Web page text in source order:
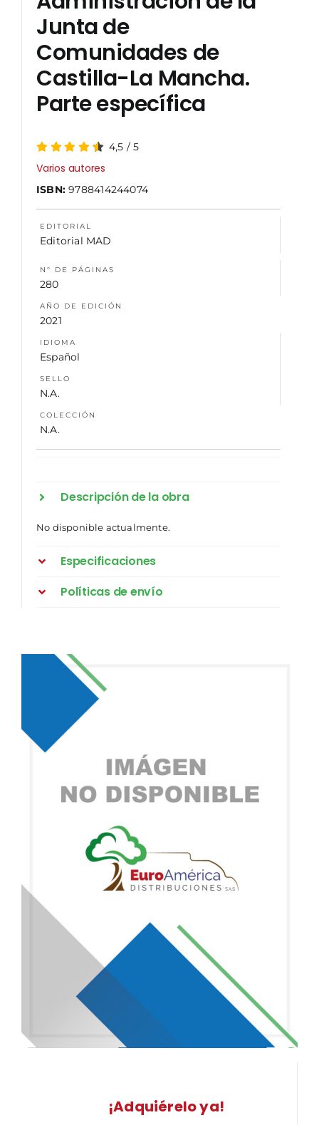
NOSOTROS
Junta de
Comunidades de
Castilla-La Mancha.
Parte específica
4,5 /5
Varios autores
ISBN:9788414244074
EDITORIAL
Editorial MAD
N° DE PÁGINAS
280
AÑO DE EDICIÓN
2021
IDIOMA
Español
SELLO
N.A.
COLECCIÓN
N.A.
Descripción de la obra
No disponible actualmente.
Especificaciones
Políticas de envío
¡Adquiérelo ya!